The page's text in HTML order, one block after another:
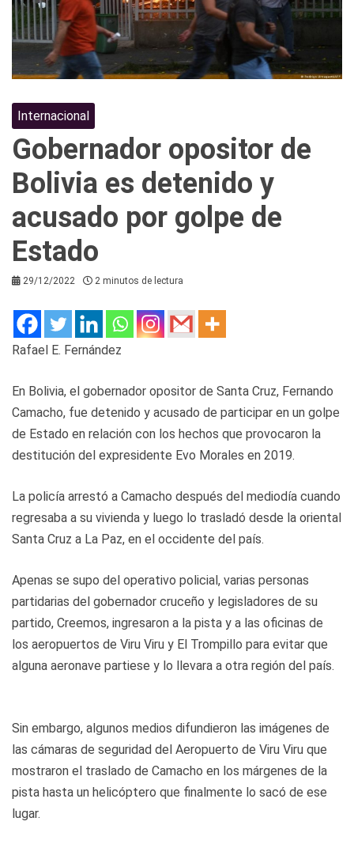
Internacional
Gobernador opositor de
Bolivia es detenido y
acusado por golpe de
Estado
29/12/2022 2 minutos de lectura
Rafael E. Fernández
En Bolivia, el gobernador opositor de Santa Cruz, Fernando
Camacho, fue detenido y acusado de participar en un golpe
de Estado en relación con los hechos que provocaron la
destitución del expresidente Evo Morales en 2019.
La policía arrestó a Camacho después del mediodía cuando
regresaba a su vivienda y luego lo trasladó desde la oriental
Santa Cruz a La Paz, en el occidente del país.
Apenas se supo del operativo policial, varias personas
partidarias del gobernador cruceño y legisladores de su
partido, Creemos, ingresaron a la pista y a las oficinas de
los aeropuertos de Viru Viru y El Trompillo para evitar que
alguna aeronave partiese y lo llevara a otra región del país.
Sin embargo, algunos medios difundieron las imágenes de
las cámaras de seguridad del Aeropuerto de Viru Viru que
mostraron el traslado de Camacho en los márgenes de la
pista hasta un helicóptero que finalmente lo sacó de ese
lugar.